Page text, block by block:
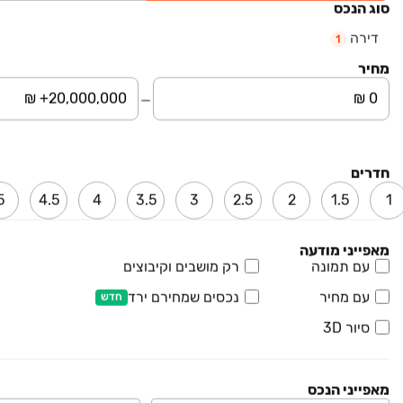
סוג הנכס
דירה
1
מחיר
חדרים
1
1.5
2
2.5
3
3.5
4
4.5
מאפייני מודעה
עם תמונה
רק מושבים וקיבוצים
עם מחיר
נכסים שמחירם ירד חדש
סיור 3D
מאפייני הנכס
₪ 3,050,000
מרבד הקסמים 5
דירה, אזורי גדרה, גדרה
3 חדרים • קומה ‎2‏ • 97 מ״ר
חניה ממ"ד
שרה אהרונסון 7